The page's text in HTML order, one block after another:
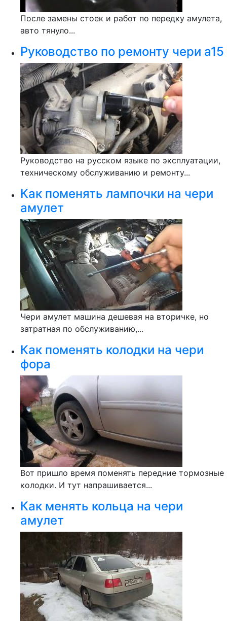
После замены стоек и работ по передку амулета,
авто тянуло...
Руководство по ремонту чери а15
Руководство на русском языке по эксплуатации,
техническому обслуживанию и ремонту...
Как поменять лампочки на чери
амулет
Чери амулет машина дешевая на вторичке, но
затратная по обслуживанию,...
Как поменять колодки на чери
фора
Вот пришло время поменять передние тормозные
колодки. И тут напрашивается...
Как менять кольца на чери
амулет